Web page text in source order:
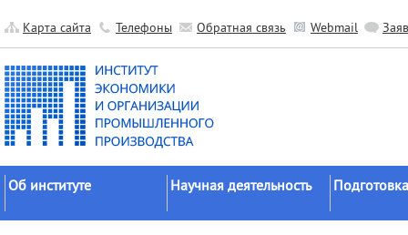
Карта сайта Телефоны Обратная связь Webmail
Об институте Научная деятельность